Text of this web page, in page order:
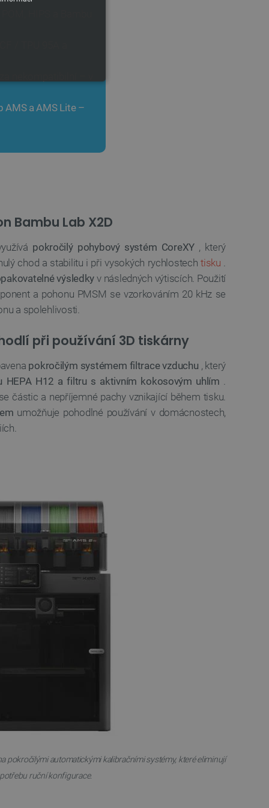
AMS a AMS Lite –
Bambu Lab X2D
pokročilý pohybový systém CoreXY , který
chod a stabilitu i při vysokých rychlostechtisku .
výsledky v následných výtiscích. Použití
a pohonu PMSM se vzorkováním 20 kHz se
a spolehlivosti.
při používání 3D tiskárny
pokročilým systémem filtrace vzduchu , který
HEPA H12 a filtru s aktivním kokosovým uhlím .
částic a nepříjemné pachy vznikající během tisku.
umožňuje pohodlné používání v domácnostech,
pokročilými automatickými kalibračními systémy, které eliminují
potřebu ruční konfigurace.
stránky nelze bez
která mají přístup k
a roboty. To je pro web
jejich webových
relace napříč požadavky
a volby soukromí
souhlasu návštěvníka s
které zajistí, že
na enginu
jak se produkty
se obsah nákupního
jejich webových
a roboty. To je pro web
jejich webových
s používáním
soulad se
kategorie souborů
PHP. Toto je univerzální
být specifické pro
stavu uživatele
prohlížení směřovány na
což zajišťuje více
účet, který je